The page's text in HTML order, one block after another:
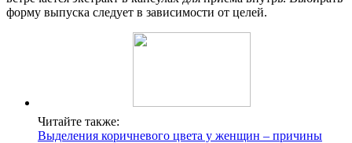
форму выпуска следует в зависимости от целей.
Читайте также:
Выделения коричневого цвета у женщин – причины